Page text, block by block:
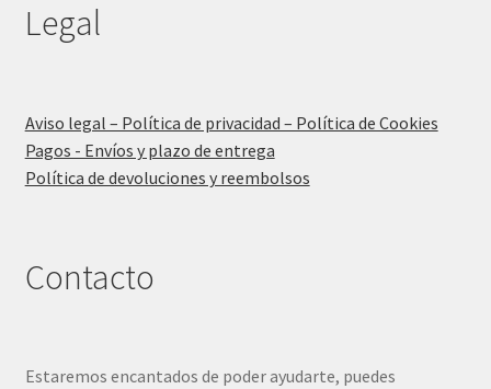
Legal
Aviso legal – Política de privacidad – Política de Cookies
Pagos - Envíos y plazo de entrega
Política de devoluciones y reembolsos
Contacto
Estaremos encantados de poder ayudarte, puedes